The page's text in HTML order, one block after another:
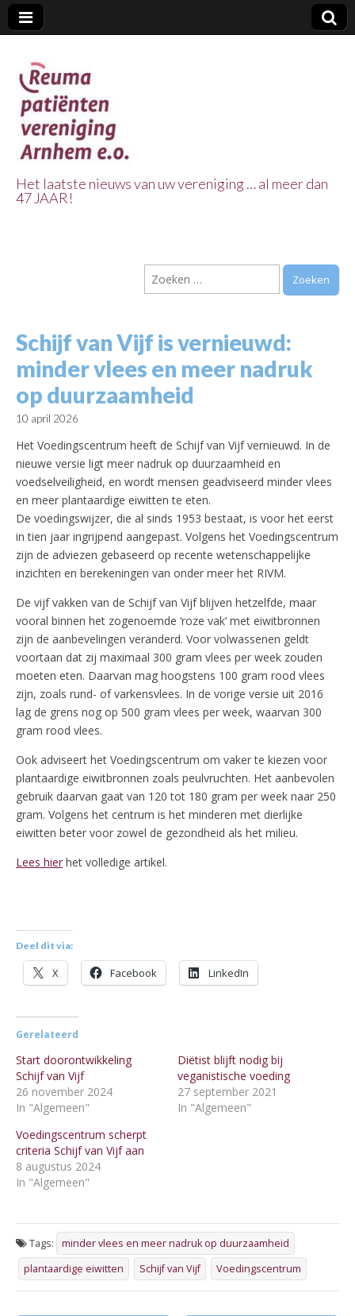
Vereniging
Arnhem e.o.
Het laatste nieuws van uw vereniging … al meer dan
47 JAAR!
Zoeken
naar:
Schijf van Vijf is vernieuwd:
minder vlees en meer nadruk
op duurzaamheid
10 april 2026
Het Voedingscentrum heeft de Schijf van Vijf vernieuwd. In de
nieuwe versie ligt meer nadruk op duurzaamheid en
voedselveiligheid, en wordt mensen geadviseerd minder vlees
en meer plantaardige eiwitten te eten.
De voedingswijzer, die al sinds 1953 bestaat, is voor het eerst
in tien jaar ingrijpend aangepast. Volgens het Voedingscentrum
zijn de adviezen gebaseerd op recente wetenschappelijke
inzichten en berekeningen van onder meer het RIVM.
De vijf vakken van de Schijf van Vijf blijven hetzelfde, maar
vooral binnen het zogenoemde ‘roze vak’ met eiwitbronnen
zijn de aanbevelingen veranderd. Voor volwassenen geldt
voortaan dat zij maximaal 300 gram vlees per week zouden
moeten eten. Daarvan mag hoogstens 100 gram rood vlees
zijn, zoals rund- of varkensvlees. In de vorige versie uit 2016
lag de grens nog op 500 gram vlees per week, waarvan 300
gram rood vlees.
Ook adviseert het Voedingscentrum om vaker te kiezen voor
plantaardige eiwitbronnen zoals peulvruchten. Het aanbevolen
gebruik daarvan gaat van 120 tot 180 gram per week naar 250
gram. Volgens het centrum is het minderen met dierlijke
eiwitten beter voor zowel de gezondheid als het milieu.
Lees hier het volledige artikel.
Deel dit via:
X Facebook LinkedIn
Gerelateerd
Start doorontwikkeling
Schijf van Vijf
26 november 2024
In "Algemeen"
Diëtist blijft nodig bij
veganistische voeding
27 september 2021
In "Algemeen"
Voedingscentrum scherpt
criteria Schijf van Vijf aan
8 augustus 2024
In "Algemeen"
Tags:
minder vlees en meer nadruk op duurzaamheid
plantaardige eiwitten
Schijf van Vijf Voedingscentrum